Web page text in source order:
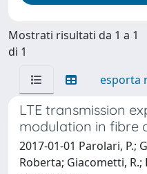
Mostrati risultati da 1 a 1
di 1
esporta
LTE transmission
modulation in fibre
2017-01-01 Parolari, P.;
Roberta; Giacometti, R.;